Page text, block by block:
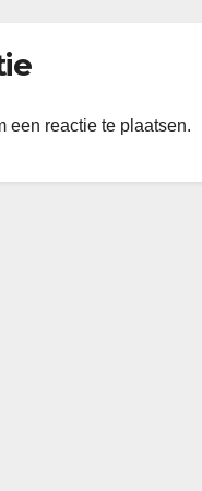
een reactie te plaatsen.